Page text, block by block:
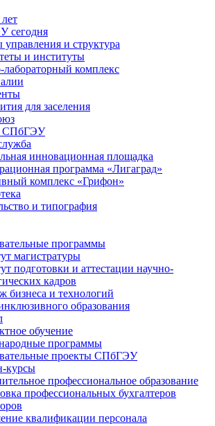
сегодня
и структура
и институты
лабораторный комплекс
для заселения
СПбГЭУ
инновационная площадка
программа «Лигаград»­­
комплекс «Грифон»
и типография
программы
магистратуры
подготовки и аттестации научно-
кадров
бизнеса и технологий
образования
обучение
программы
проекты СПбГЭУ
курсы
профессиональное образование
профессиональных бухгалтеров
квалификации персонала